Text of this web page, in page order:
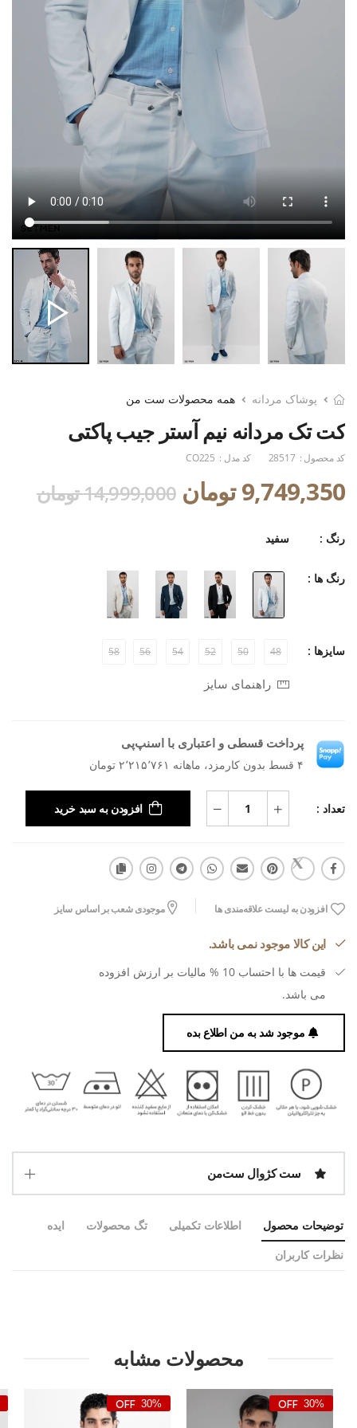
پوشاک مردانه همه محصولات ست من
کت تک مردانه نیم آستر جیب پاکتی
کد محصول : 28517 کد مدل : CO225
9,749,350 تومان 14,999,000 تومان
رنگ : سفید
رنگ ها :
سایزها : 48
50
52
54
56
58
راهنمای سایز
پرداخت قسطی و اعتباری با اسنپ‌پی
۴ قسط بدون کارمزد، ماهانه ۲٬۲۱۵٬۷۶۱ تومان
تعداد : افزودن به سبد خرید
افزودن به لیست علاقه‌مندی ها موجودی شعب بر اساس سایز
این کالا موجود نمی باشد.
قیمت ها با احتساب 10 % مالیات بر ارزش افزوده
می باشد.
موجود شد به من اطلاع بده
ست کژوال ست‌من
توضیحات محصول اطلاعات تکمیلی تگ محصولات ایده
نظرات کاربران
محصولات مشابه
30%
30%